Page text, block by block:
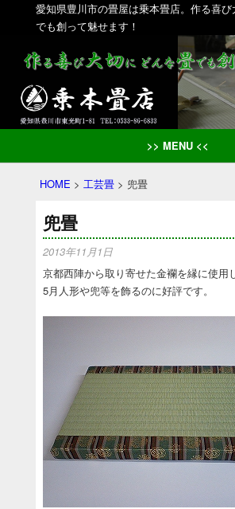
愛知県豊川市の畳屋は乗本畳店。作る喜
でも創って魅せます！
>> MENU <<
HOME > 工芸畳> 兜畳
兜畳
2013年11月1日
京都西陣から取り寄せた金襴を縁に使用
5月人形や兜等を飾るのに好評です。